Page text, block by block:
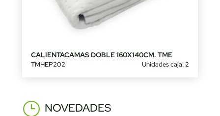
CALIENTACAMAS DOBLE 160X140CM. TME
TMHEP202 Unidades caja: 2
NOVEDADES